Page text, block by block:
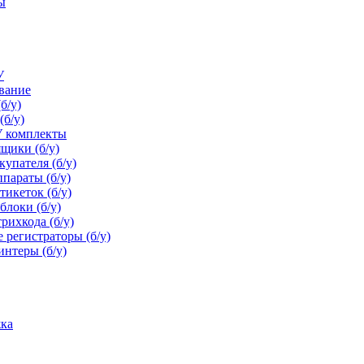
у)
у)
комплекты
(б/у)
(б/у)
(б/у)
(б/у)
(б/у)
(б/у)
(б/у)
(б/у)
Атол. Фискальный регистратор — отличное решение
головка рассчитана на ресурс в 200 км. Механизм отреза
готово к ЕГАИС и соответствует требования 54-
от влаги и попадания грязи в печатающий механизм.